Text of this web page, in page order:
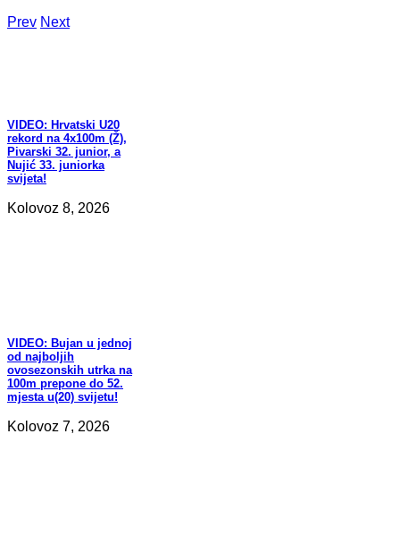
Prev Next
VIDEO: Hrvatski U20
rekord na 4x100m (Ž),
Pivarski 32. junior, a
Nujić 33. juniorka
svijeta!
Kolovoz 8, 2026
VIDEO: Bujan u jednoj
od najboljih
ovosezonskih utrka na
100m prepone do 52.
mjesta u(20) svijetu!
Kolovoz 7, 2026